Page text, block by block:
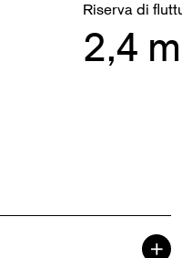
Riserva di
2,4